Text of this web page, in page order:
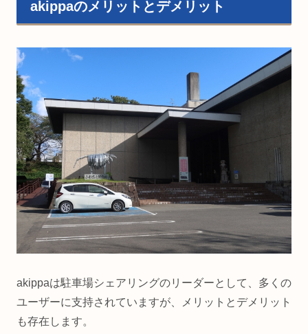
akippaのメリットとデメリット
akippaは駐車場シェアリングのリーダーとして、多くの
ユーザーに支持されていますが、メリットとデメリット
も存在します。